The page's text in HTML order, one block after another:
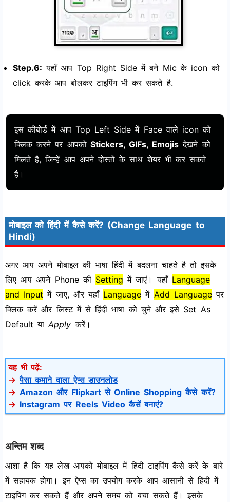
Step.6: यहाँ आप Top Right Side में बने Mic के icon को
click करके आप बोलकर टाइपिंग भी कर सकते है.
इस कीबोर्ड में आप Top Left Side में Face वाले icon को
क्लिक करने पर आपकोStickers, GIFs, Emojis देखने को
मिलते है, जिन्हें आप अपने दोस्तों के साथ शेयर भी कर सकते
है।
मोबाइल को हिंदी में कैसे करें? (Change Language to
Hindi)
अगर आप अपने मोबाइल की भाषा हिंदी में बदलना चाहते है तो इसके
लिए आप अपने Phone की Setting में जाएं। यहाँ Language
and Input में जाए, और यहाँ Language में Add Languageपर
क्लिक करें और लिस्ट में से हिंदी भाषा को चुने और इसे Set As
Default याApply करें।
यह भी पढ़ें:
→पैसा कमाने वाला ऐप्स डाउनलोड
→Amazon और Flipkart से Online Shopping कैसे करें?
→ Instagram पर Reels Video कैसें बनाएं?
अन्तिम शब्द
आशा है कि यह लेख आपको मोबाइल में हिंदी टाइपिंग कैसे करें के बारे
में सहायक होगा। इन ऐप्स का उपयोग करके आप आसानी से हिंदी में
टाइपिंग कर सकते हैं और अपने समय को बचा सकते हैं। इसके